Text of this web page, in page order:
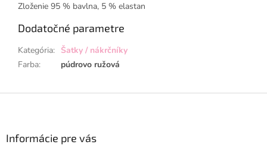
Zloženie 95 % bavlna, 5 % elastan
Dodatočné parametre
Kategória: Šatky / nákrčníky
Farba: púdrovo ružová
Informácie pre vás